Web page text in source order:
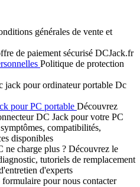
générales de vente et
de paiement sécurisé DCJack.fr
Politique de protection
jack pour ordinateur portable Dc
pour PC portable Découvrez
DC Jack pour votre PC
compatibilités,
disponibles
ne charge plus ? Découvrez le
tutoriels de remplacement
d'experts
pour nous contacter